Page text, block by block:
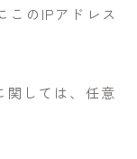
このIPアドレス
関しては、任意